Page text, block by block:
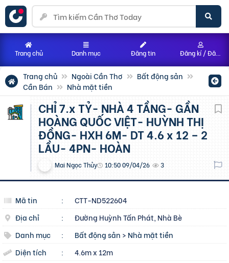
Trang chủ Ngoài Cần Thơ
Bất động sản
Cần Bán
Nhà mặt tiền
CHỈ 7.x TỶ- NHÀ 4 TẦNG- GẦN
HOÀNG QUỐC VIỆT- HUỲNH THỊ
ĐỒNG- HXH 6M- DT 4.6 x 12 – 2
LẦU- 4PN- HOÀN
Mai Ngọc Thủy 10:50 09/04/26 3
Mã tin :
CTT-ND522604
Địa chỉ
:
Đường Huỳnh Tấn Phát, Nhà Bè
Danh mục
: Bất động sản > Nhà mặt tiền
Diện tích
:
4.6m x 12m
Trang chủ Danh mục Đăng tin